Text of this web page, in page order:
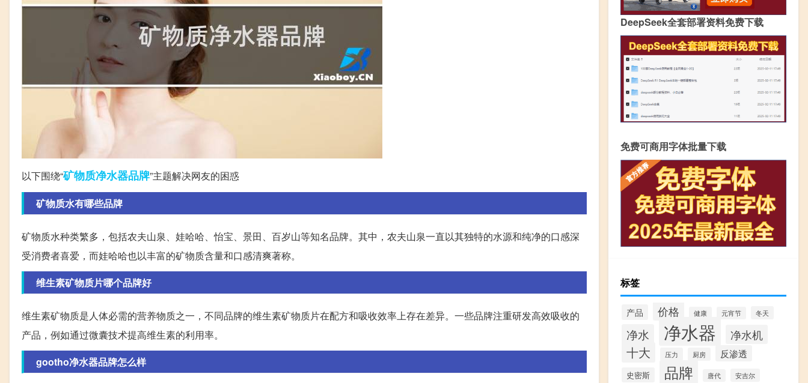
以下围绕“矿物质净水器品牌”主题解决网友的困惑
矿物质水有哪些品牌
矿物质水种类繁多，包括农夫山泉、娃哈哈、怡宝、景田、百岁山等知名品牌。其中，农夫山泉一直以其独特的水源和纯净的口感深
受消费者喜爱，而娃哈哈也以丰富的矿物质含量和口感清爽著称。
维生素矿物质片哪个品牌好
维生素矿物质是人体必需的营养物质之一，不同品牌的维生素矿物质片在配方和吸收效率上存在差异。一些品牌注重研发高效吸收的
产品，例如通过微囊技术提高维生素的利用率。
gootho净水器品牌怎么样
DeepSeek全套部署资料免费下载
免费可商用字体批量下载
标签
产品 价格 健康 元宵节 冬天
净水 净水器 净水机
十大 压力 厨房 反渗透
史密斯 品牌 唐代 安吉尔